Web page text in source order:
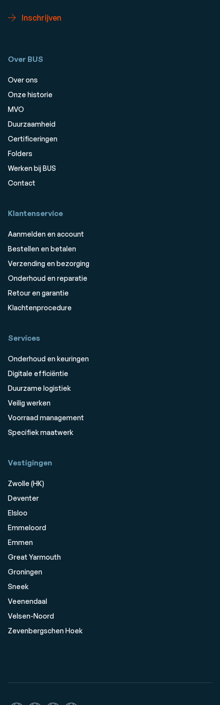
Inschrijven
Over BUS
Over ons
Onze historie
MVO
Duurzaamheid
Certificeringen
Folders
Werken bij BUS
Contact
Klantenservice
Aanmelden en account
Bestellen en betalen
Verzending en bezorging
Onderhoud en reparatie
Retour en garantie
Klachtenprocedure
Services
Onderhoud en keuringen
Digitale efficiëntie
Duurzame logistiek
Veilig werken
Voorraad management
Specifiek maatwerk
Vestigingen
Zwolle (HK)
Deventer
Elsloo
Emmeloord
Emmen
Great Yarmouth
Groningen
Sneek
Veenendaal
Velsen-Noord
Zevenbergschen Hoek